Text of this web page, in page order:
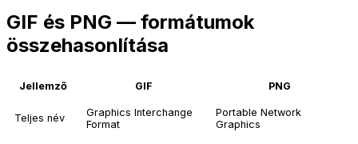
GIF és PNG — formátumok
összehasonlítása
Jellemző GIF PNG
Teljes név
Graphics Interchange
Format
Portable Network
Graphics